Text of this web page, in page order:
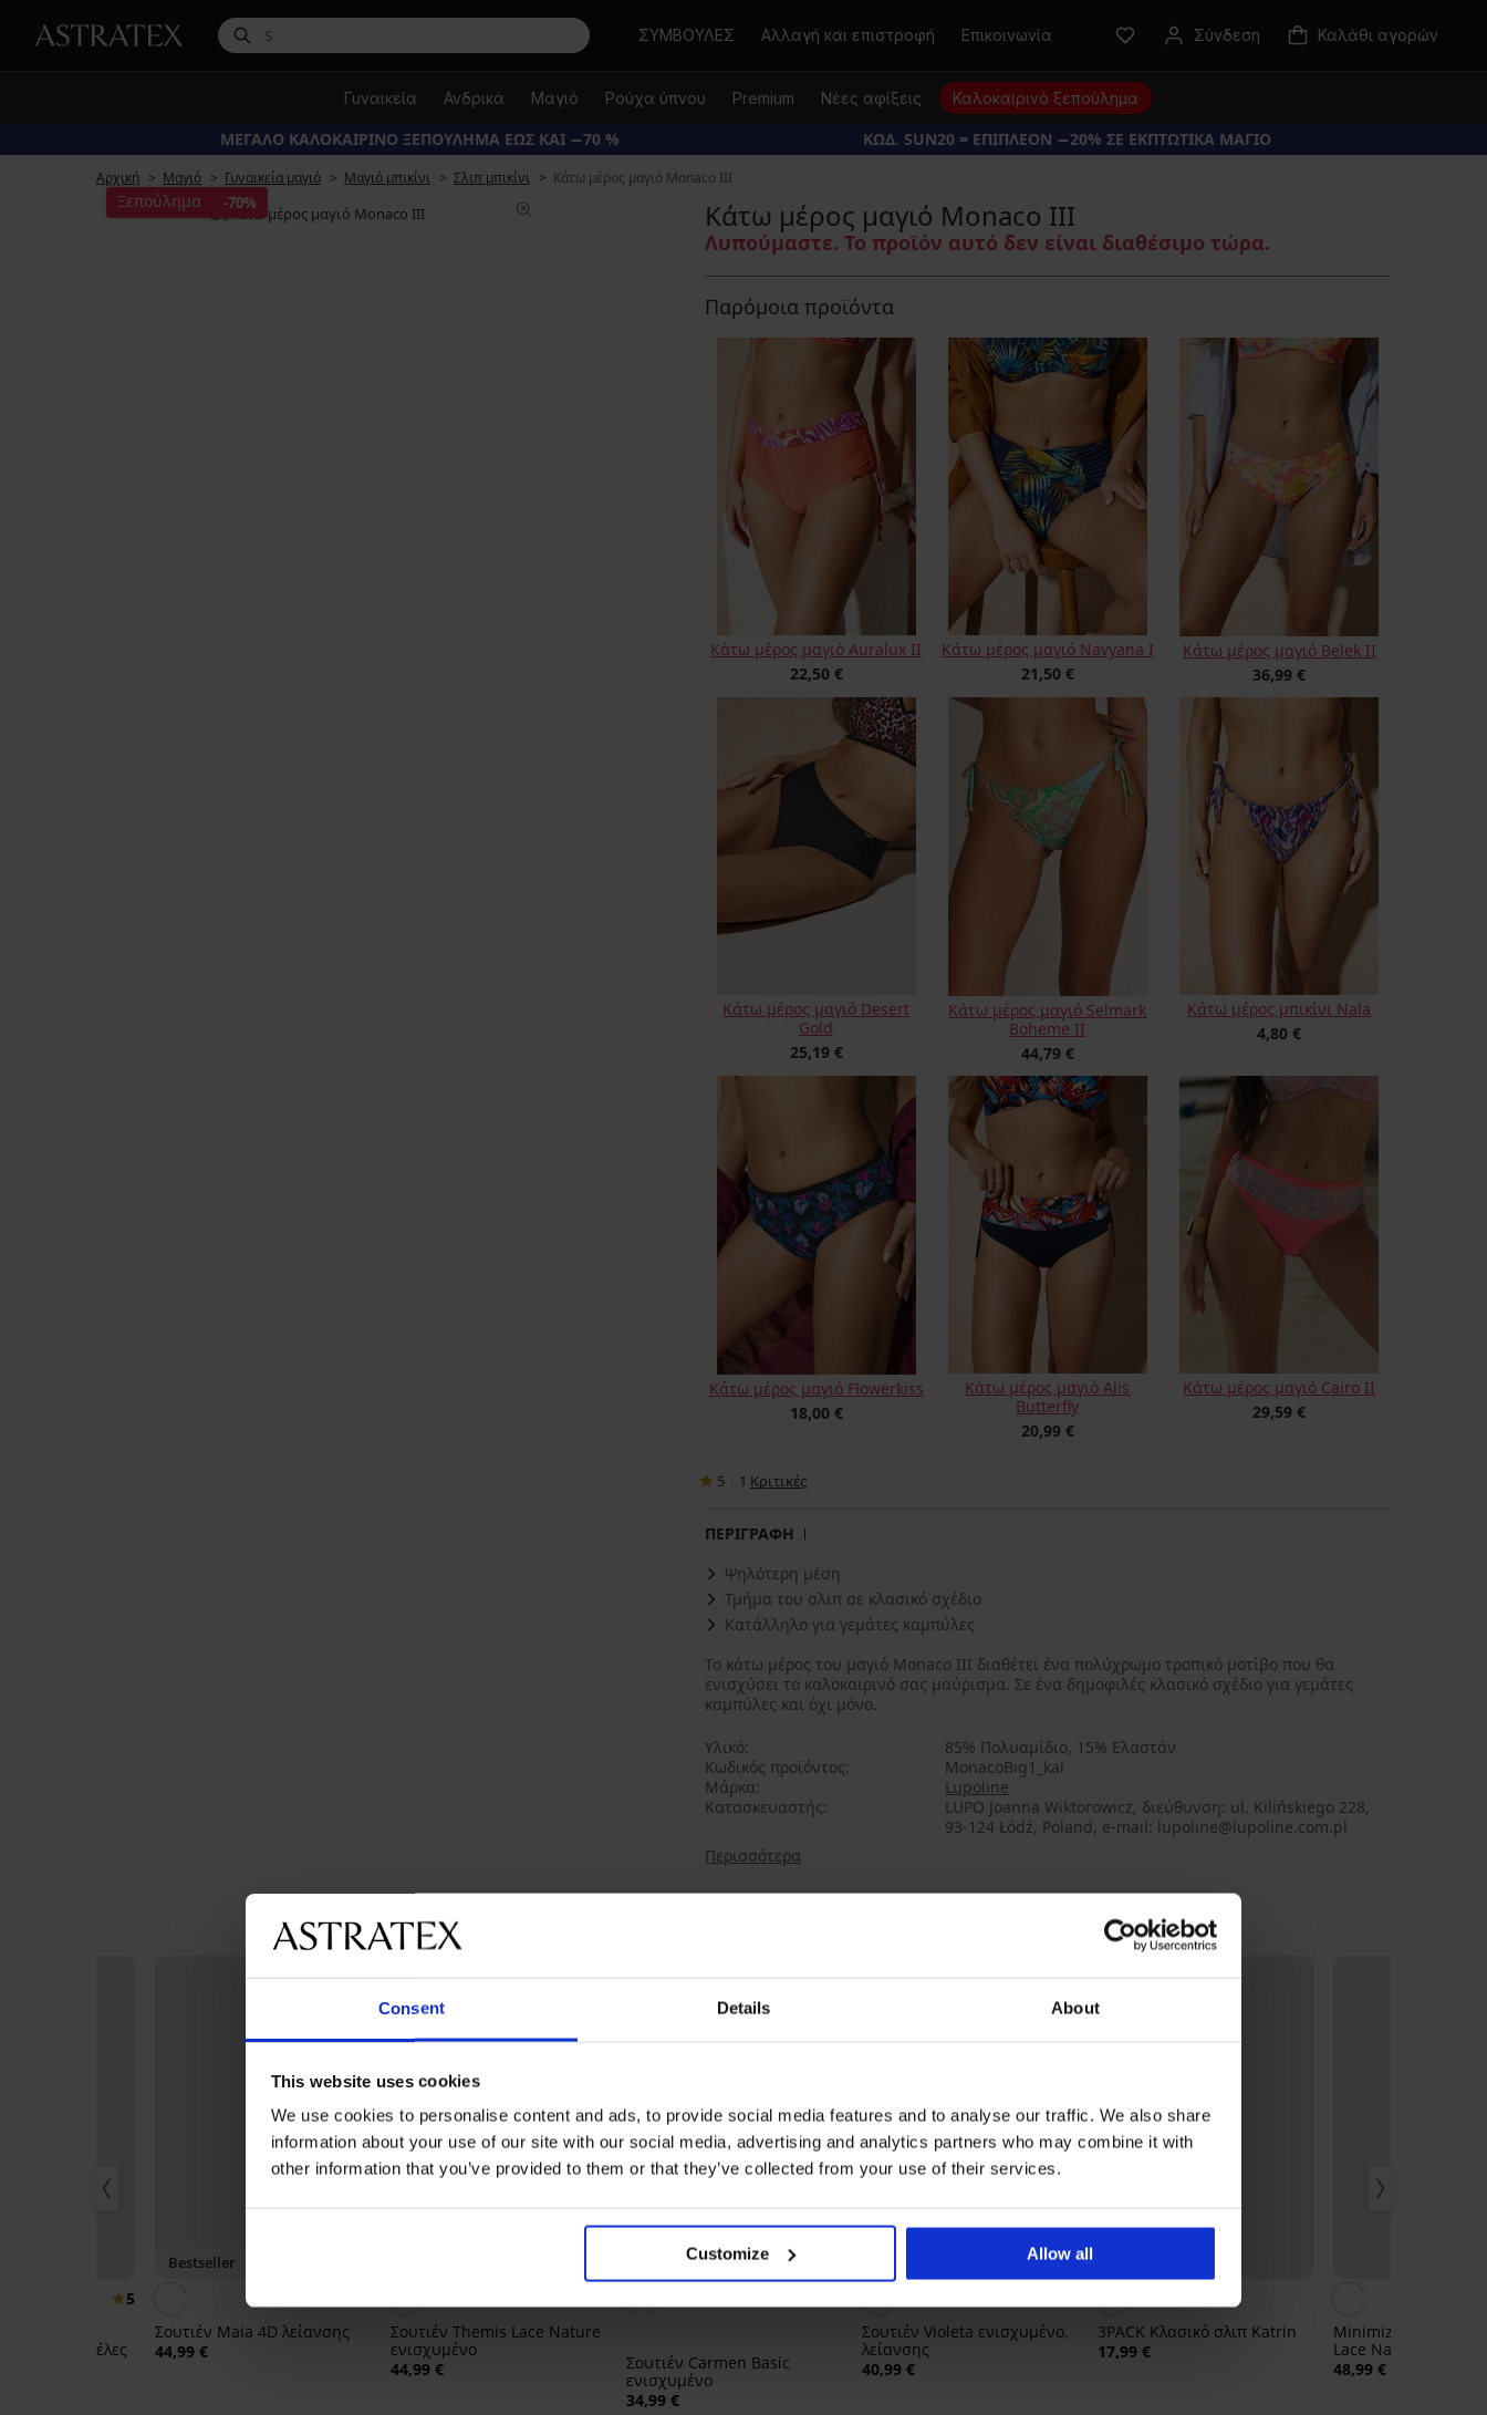
Consent Details About
This website uses cookies
We use cookies to personalise content and ads, to provide social media features and to analyse our traffic. We also share
information about your use of our site with our social media, advertising and analytics partners who may combine it with
other information that you’ve provided to them or that they’ve collected from your use of their services.
Customize Allow all
Αναζήτηση
ΣΥΜΒΟΥΛΕΣ Αλλαγή και επιστροφή Επικοινωνία Σύνδεση Καλάθι αγορών
Γυναικεία Ανδρικά Μαγιό Ρούχα ύπνου Premium Νέες αφίξεις Καλοκαιρινό ξεπούλημα
ΜΕΓΑΛΟ ΚΑΛΟΚΑΙΡΙΝΟ ΞΕΠΟΥΛΗΜΑ ΕΩΣ ΚΑΙ −70 % ΚΩΔ. SUN20 = ΕΠΙΠΛΕΟΝ −20% ΣΕ ΕΚΠΤΩΤΙΚΑ ΜΑΓΙΟ
Αρχική Μαγιό Γυναικεία μαγιό Μαγιό μπικίνι Σλιπ μπικίνι Κάτω μέρος μαγιό Monaco III
Ξεπούλημα -70% Κάτω μέρος μαγιό Monaco III
Λυπούμαστε. Το προϊόν αυτό δεν είναι διαθέσιμο τώρα.
Παρόμοια προϊόντα
Κάτω μέρος μαγιό Auralux II
22,50 €
Κάτω μέρος μαγιό Navyana I
21,50 €
Κάτω μέρος μαγιό Belek II
36,99 €
Κάτω μέρος μαγιό Desert
Gold
25,19 €
Κάτω μέρος μαγιό Selmark
Boheme IΙ
44,79 €
Κάτω μέρος μπικίνι Nala
4,80 €
Κάτω μέρος μαγιό Flowerkiss
18,00 €
Κάτω μέρος μαγιό Alis
Butterfly
20,99 €
Κάτω μέρος μαγιό Cairo II
29,59 €
5 1 Κριτικές
ΠΕΡΙΓΡΑΦΗ
Ψηλότερη μέση
Τμήμα του σλιπ σε κλασικό σχέδιο
Κατάλληλο για γεμάτες καμπύλες
Το κάτω μέρος του μαγιό Monaco III διαθέτει ένα πολύχρωμο τροπικό μοτίβο που θα
ενισχύσει το καλοκαιρινό σας μαύρισμα. Σε ένα δημοφιλές κλασικό σχέδιο για γεμάτες
καμπύλες και όχι μόνο.
Υλικό
85% Πολυαμίδιο, 15% Ελαστάν
Κωδικός προϊόντος
MonacoBig1_kal
Μάρκα
Lupoline
Κατασκευαστής
LUPO Joanna Wiktorowicz, διεύθυνση: ul. Kilińskiego 228,
93-124 Łódź, Poland, e-mail: lupoline@lupoline.com.pl
Περισσότερα
5
χωρίς μπανέλες
Bestseller
Σουτιέν Maia 4D λείανσης
44,99 €
Σουτιέν Themis Lace Nature
ενισχυμένο
44,99 €
Σουτιέν Carmen Basic
ενισχυμένο
34,99 €
Σουτιέν Violeta ενισχυμένο,
λείανσης
40,99 €
3PACK Κλασικό σλιπ Katrin
17,99 €
Minimizer σουτιέν
Lace Nature χωρίς
48,99 €